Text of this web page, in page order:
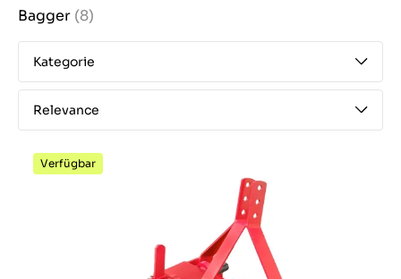
Bagger (8)
Kategorie
Relevance
Verfügbar